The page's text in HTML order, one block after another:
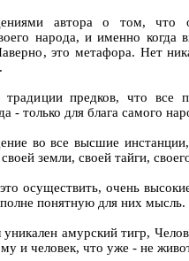
автора о том,
народа, и именно
это метафора. Нет
традиции предков, что все
- только для блага самого
во все высшие
земли, своей тайги,
осуществить, очень
понятную для них мысль.
амурский тигр,
и человек, что уже - не